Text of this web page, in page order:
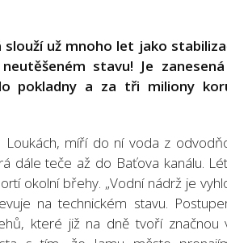
už mnoho let jako
stavu! Je
pokladny a za tři miliony
míří do ní voda z
dále teče až do Baťova kanálu.
okolní břehy. „Vodní nádrž je
na technickém stavu.
které již na dně tvoří značnou